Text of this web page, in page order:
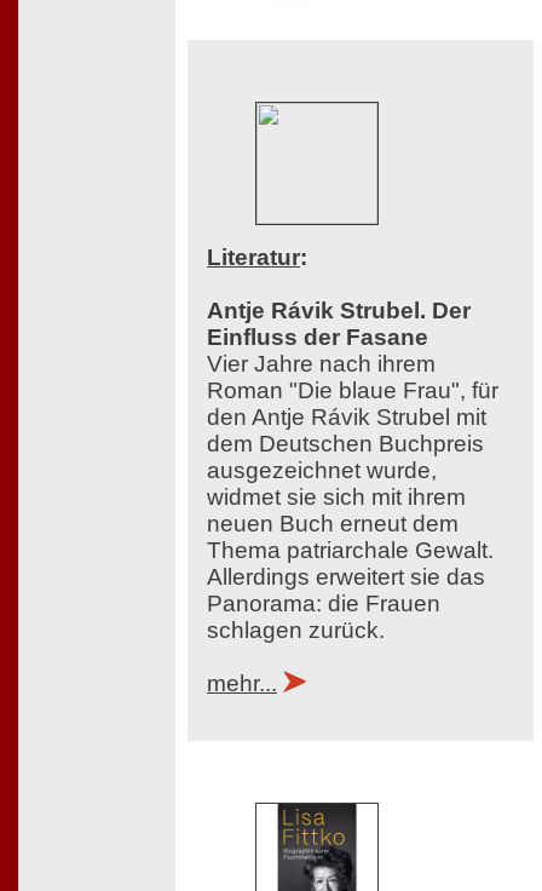
Literatur:
Antje Rávik Strubel. Der
Einfluss der Fasane
Vier Jahre nach ihrem
Roman "Die blaue Frau", für
den Antje Rávik Strubel mit
dem Deutschen Buchpreis
ausgezeichnet wurde,
widmet sie sich mit ihrem
neuen Buch erneut dem
Thema patriarchale Gewalt.
Allerdings erweitert sie das
Panorama: die Frauen
schlagen zurück.
mehr...